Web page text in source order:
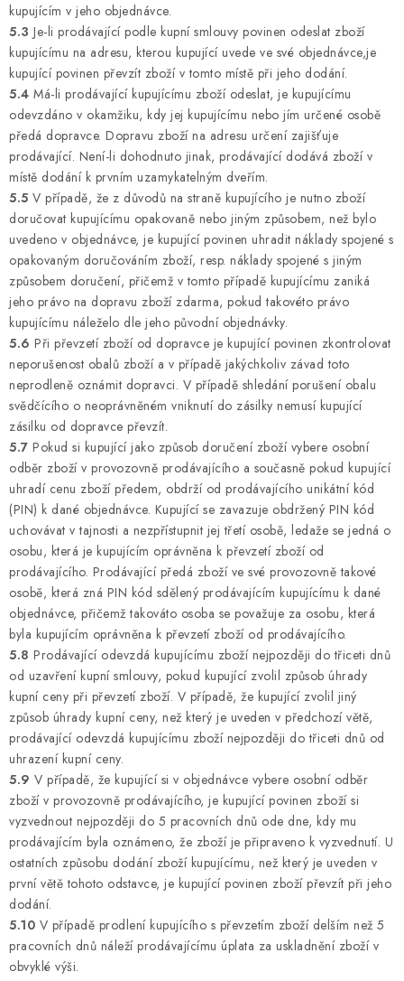
kupujícím v jeho objednávce.
5.3 Je-li prodávající podle kupní smlouvy povinen odeslat zboží
kupujícímu na adresu, kterou kupující uvede ve své objednávce,je
kupující povinen převzít zboží v tomto místě při jeho dodání.
5.4 Má-li prodávající kupujícímu zboží odeslat, je kupujícímu
odevzdáno v okamžiku, kdy jej kupujícímu nebo jím určené osobě
předá dopravce. Dopravu zboží na adresu určení zajišťuje
prodávající. Není-li dohodnuto jinak, prodávající dodává zboží v
místě dodání k prvním uzamykatelným dveřím.
5.5 V případě, že z důvodů na straně kupujícího je nutno zboží
doručovat kupujícímu opakovaně nebo jiným způsobem, než bylo
uvedeno v objednávce, je kupující povinen uhradit náklady spojené s
opakovaným doručováním zboží, resp. náklady spojené s jiným
způsobem doručení, přičemž v tomto případě kupujícímu zaniká
jeho právo na dopravu zboží zdarma, pokud takovéto právo
kupujícímu náleželo dle jeho původní objednávky.
5.6 Při převzetí zboží od dopravce je kupující povinen zkontrolovat
neporušenost obalů zboží a v případě jakýchkoliv závad toto
neprodleně oznámit dopravci. V případě shledání porušení obalu
svědčícího o neoprávněném vniknutí do zásilky nemusí kupující
zásilku od dopravce převzít.
5.7 Pokud si kupující jako způsob doručení zboží vybere osobní
odběr zboží v provozovně prodávajícího a současně pokud kupující
uhradí cenu zboží předem, obdrží od prodávajícího unikátní kód
(PIN) k dané objednávce. Kupující se zavazuje obdržený PIN kód
uchovávat v tajnosti a nezpřístupnit jej třetí osobě, ledaže se jedná o
osobu, která je kupujícím oprávněna k převzetí zboží od
prodávajícího. Prodávající předá zboží ve své provozovně takové
osobě, která zná PIN kód sdělený prodávajícím kupujícímu k dané
objednávce, přičemž takováto osoba se považuje za osobu, která
byla kupujícím oprávněna k převzetí zboží od prodávajícího.
5.8 Prodávající odevzdá kupujícímu zboží nejpozději do třiceti dnů
od uzavření kupní smlouvy, pokud kupující zvolil způsob úhrady
kupní ceny při převzetí zboží. V případě, že kupující zvolil jiný
způsob úhrady kupní ceny, než který je uveden v předchozí větě,
prodávající odevzdá kupujícímu zboží nejpozději do třiceti dnů od
uhrazení kupní ceny.
5.9 V případě, že kupující si v objednávce vybere osobní odběr
zboží v provozovně prodávajícího, je kupující povinen zboží si
vyzvednout nejpozději do 5 pracovních dnů ode dne, kdy mu
prodávajícím byla oznámeno, že zboží je připraveno k vyzvednutí. U
ostatních způsobu dodání zboží kupujícímu, než který je uveden v
první větě tohoto odstavce, je kupující povinen zboží převzít při jeho
dodání.
5.10 V případě prodlení kupujícího s převzetím zboží delším než 5
pracovních dnů náleží prodávajícímu úplata za uskladnění zboží v
obvyklé výši.